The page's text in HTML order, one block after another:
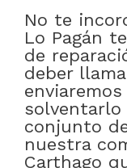
No te
Lo Pagán
de
deber
solventarlo
conjunto
nuestra
Carthago